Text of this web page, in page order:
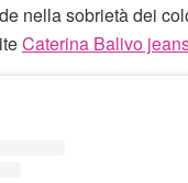
nella sobrietà dei
Caterina Balivo